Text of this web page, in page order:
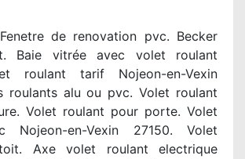
de renovation pvc. Becker
Baie vitrée avec volet roulant
roulant tarif Nojeon-en-Vexin
roulants alu ou pvc. Volet roulant
Volet roulant pour porte. Volet
Nojeon-en-Vexin 27150. Volet
Axe volet roulant electrique